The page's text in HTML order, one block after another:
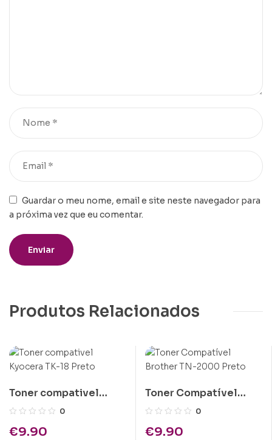
Guardar o meu nome, email e site neste navegador para
a próxima vez que eu comentar.
Produtos Relacionados
Toner compativel
Kyocera TK-18 Preto
0
€9.90
Toner Compatível
Brother TN-2000
0
€9.90